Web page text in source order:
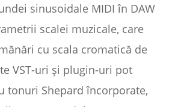
sinusoidale MIDI în DAW
scalei muzicale, care
cu scala cromatică de
VST-uri și plugin-uri pot
tonuri Shepard încorporate,